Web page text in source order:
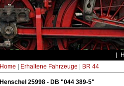
Home Erhaltene Fahrzeuge BR 44
Henschel 25998 - DB "044 389-5"